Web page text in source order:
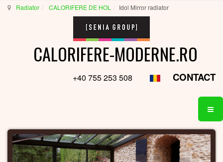
Radiator CALORIFERE DE HOL Idol Mirror radiator
CALORIFERE-MODERNE.RO
+40 755 253 508 CONTACT